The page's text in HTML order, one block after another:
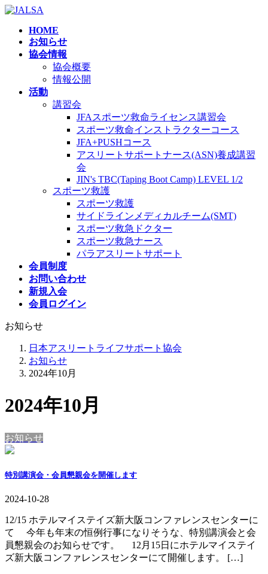
コ
ナ
HOME
お知らせ
協会情報
協会概要
情報公開
活動
講習会
JFAスポーツ救命ライセンス講習会
スポーツ救命インストラクターコース
JFA+PUSHコース
アスリートサポートナース(ASN)養成講習
会
JIN's TBC(Taping Boot Camp) LEVEL 1/2
スポーツ救護
スポーツ救護
サイドラインメディカルチーム(SMT)
スポーツ救急ドクター
スポーツ救急ナース
パラアスリートサポート
会員制度
お問い合わせ
新規入会
会員ログイン
お知らせ
日本アスリートライフサポート協会
お知らせ
2024年10月
2024年10月
お知らせ
特別講演会・会員懇親会を開催します
2024-10-28
12/15 ホテルマイステイズ新大阪コンファレンスセンターに
て 今年も年末の恒例行事になりそうな、特別講演会と会
員懇親会のお知らせです。 12月15日にホテルマイステイ
ズ新大阪コンファレンスセンターにて開催します。 […]